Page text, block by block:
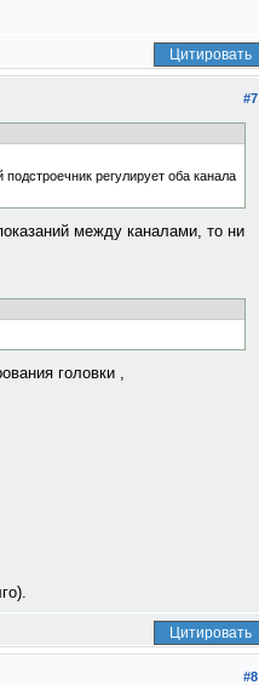
Цитировать
#7
регулирует оба канала
между каналами, то ни
головки ,
Цитировать
#8